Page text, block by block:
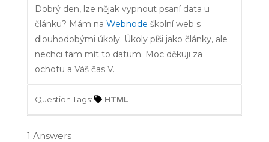
Dobrý den, lze nějak vypnout psaní data u
článku? Mám na Webnode školní web s
dlouhodobými úkoly. Úkoly píši jako články, ale
nechci tam mít to datum. Moc děkuji za
ochotu a Váš čas V.
Question Tags: HTML
1 Answers